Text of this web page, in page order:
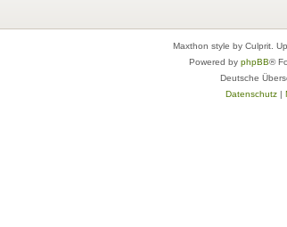
Maxthon style by Culprit.
Powered by phpBB®
Deutsche
Datenschutz|